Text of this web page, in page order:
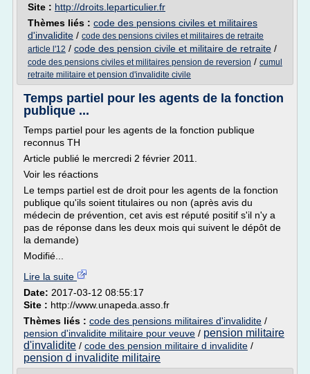
Site : http://droits.leparticulier.fr
Thèmes liés : code des pensions civiles et militaires
d'invalidite / code des pensions civiles et militaires de retraite
article l'12 / code des pension civile et militaire de retraite /
code des pensions civiles et militaires pension de reversion / cumul
retraite militaire et pension d'invalidite civile
Temps partiel pour les agents de la fonction
publique ...
Temps partiel pour les agents de la fonction publique
reconnus TH
Article publié le mercredi 2 février 2011.
Voir les réactions
Le temps partiel est de droit pour les agents de la fonction
publique qu'ils soient titulaires ou non (après avis du
médecin de prévention, cet avis est réputé positif s'il n'y a
pas de réponse dans les deux mois qui suivent le dépôt de
la demande)
Modifié...
Lire la suite
Date: 2017-03-12 08:55:17
Site : http://www.unapeda.asso.fr
Thèmes liés : code des pensions militaires d'invalidite /
pension d'invalidite militaire pour veuve / pension militaire
d'invalidite / code des pension militaire d invalidite /
pension d invalidite militaire